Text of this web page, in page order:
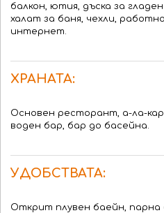
балкон, ютия, дъска за
халат за баня, чехли,
интернет.
ХРАНАТА:
Основен ресторант, а-ла-
воден бар, бар до басейна.
УДОБСТВАТА:
Открит плувен баейн, парна